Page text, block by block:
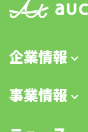
企業情報
事業情報